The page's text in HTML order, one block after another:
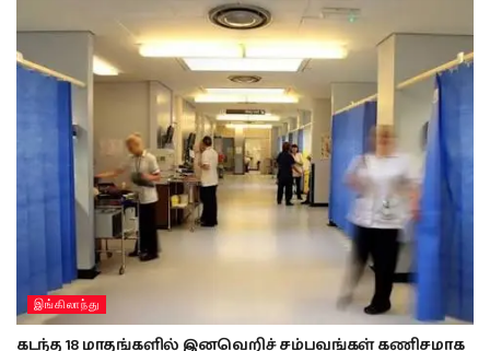
இங்கிலாந்து
கடந்த 18 மாதங்களில் இனவெறிச் சம்பவங்கள் கணிசமாக